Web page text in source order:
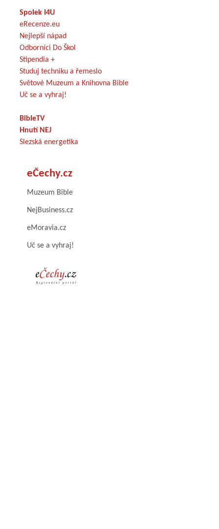
Spolek I4U
eRecenze.eu
Nejlepší nápad
Odborníci Do Škol
Stipendia +
Studuj techniku a řemeslo
Světové Muzeum a Knihovna Bible
Uč se a vyhraj!
BibleTV
Hnutí NEJ
Slezská energetika
eČechy.cz
Muzeum Bible
NejBusiness.cz
eMoravia.cz
Uč se a vyhraj!